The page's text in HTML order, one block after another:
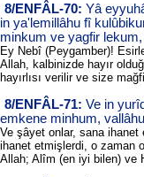
8/ENFÂL-70: Yâ
in ya'lemillâhu fî
minkum ve yagfir
Ey Nebî (Peygamber)!
Allah, kalbinizde hayır
hayırlısı verilir ve size
8/ENFÂL-71: Ve in
emkene minhum,
Ve şâyet onlar, sana ihanet
ihanet etmişlerdi, o zaman
Allah; Alîm (en iyi bilen) ve